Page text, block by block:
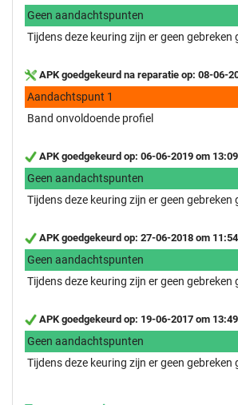
Geen aandachtspunten
Tijdens deze keuring zijn er geen gebreken
APK goedgekeurd na reparatie op: 08-06-
Aandachtspunt 1
Band onvoldoende profiel
APK goedgekeurd op: 06-06-2019 om 13:09
Geen aandachtspunten
Tijdens deze keuring zijn er geen gebreken
APK goedgekeurd op: 27-06-2018 om 11:54
Geen aandachtspunten
Tijdens deze keuring zijn er geen gebreken
APK goedgekeurd op: 19-06-2017 om 13:49
Geen aandachtspunten
Tijdens deze keuring zijn er geen gebreken